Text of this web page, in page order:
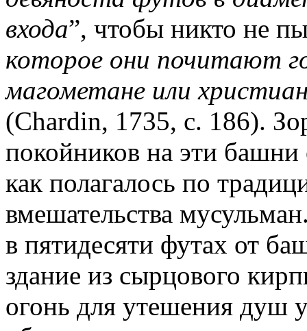
входа”, чтобы никто не
которое они почитают
магометане или
(Chardin, 1735, с. 186).
покойников на эти
как полагалось по
вмешательства
в пятидесяти футах от
здание из сырцового
огонь для утешения душ